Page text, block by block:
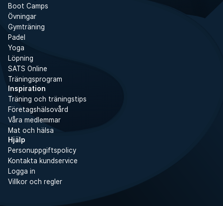
Boot Camps
Övningar
Gymträning
Padel
Yoga
Löpning
SATS Online
Träningsprogram
Inspiration
Träning och träningstips
Företagshälsovård
Våra medlemmar
Mat och hälsa
Hjälp
Personuppgiftspolicy
Kontakta kundservice
Logga in
Villkor och regler